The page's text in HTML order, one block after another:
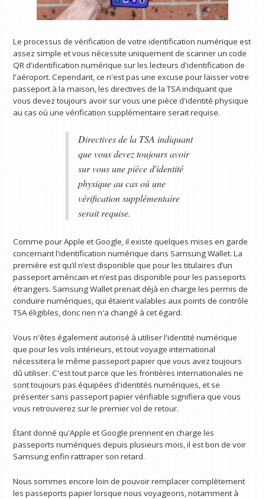
Le processus de vérification de votre identification numérique est
assez simple et vous nécessite uniquement de scanner un code
QR d'identification numérique sur les lecteurs d'identification de
l'aéroport. Cependant, ce n'est pas une excuse pour laisser votre
passeport à la maison, les directives de la TSA indiquant que
vous devez toujours avoir sur vous une pièce d'identité physique
au cas où une vérification supplémentaire serait requise.
Directives de la TSA indiquant
que vous devez toujours avoir
sur vous une pièce d'identité
physique au cas où une
vérification supplémentaire
serait requise.
Comme pour Apple et Google, il existe quelques mises en garde
concernant l'identification numérique dans Samsung Wallet. La
première est qu’il n’est disponible que pour les titulaires d’un
passeport américain et n’est pas disponible pour les passeports
étrangers. Samsung Wallet prenait déjà en charge les permis de
conduire numériques, qui étaient valables aux points de contrôle
TSA éligibles, donc rien n'a changé à cet égard.
Vous n'êtes également autorisé à utiliser l'identité numérique
que pour les vols intérieurs, et tout voyage international
nécessitera le même passeport papier que vous avez toujours
dû utiliser. C'est tout parce que les frontières internationales ne
sont toujours pas équipées d'identités numériques, et se
présenter sans passeport papier vérifiable signifiera que vous
vous retrouverez sur le premier vol de retour.
Étant donné qu'Apple et Google prennent en charge les
passeports numériques depuis plusieurs mois, il est bon de voir
Samsung enfin rattraper son retard.
Nous sommes encore loin de pouvoir remplacer complètement
les passeports papier lorsque nous voyageons, notamment à